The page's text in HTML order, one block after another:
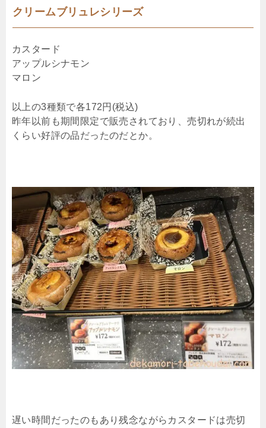
クリームブリュレシリーズ
カスタード
アップルシナモン
マロン
以上の3種類で各172円(税込)
昨年以前も期間限定で販売されており、売切れが続出
くらい好評の品だったのだとか。
遅い時間だったのもあり残念ながらカスタードは売切